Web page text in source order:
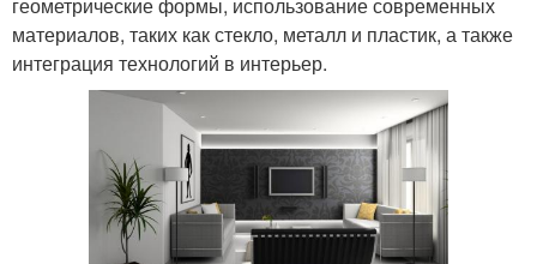
материалов, таких как стекло, металл и пластик, а также
интеграция технологий в интерьер.